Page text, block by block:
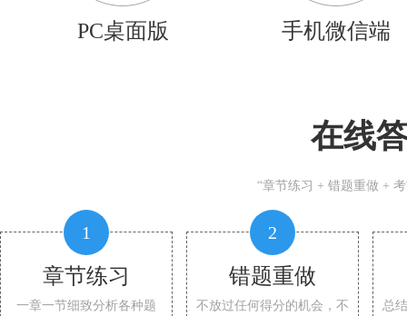
PC桌面版 手机微信端
在线
“章节练习 + 错题重做 +
1
章节练习
一章一节细致分析各种题
2
错题重做
不放过任何得分的机会，不
总